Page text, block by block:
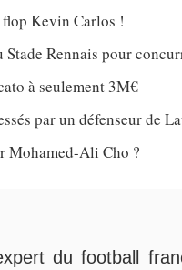
Kevin Carlos !
Rennais pour
à seulement 3M€
par un défenseur de
Mohamed-Ali Cho ?
du football